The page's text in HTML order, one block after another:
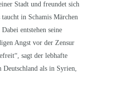
Stadt und freundet sich
in Schamis Märchen
entstehen seine
Angst vor der Zensur
sagt der lebhafte
Deutschland als in Syrien,